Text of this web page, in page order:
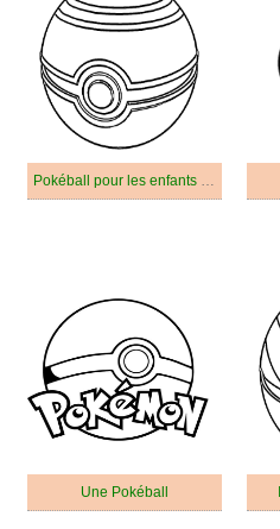
Pokéball pour les enfants de 5 an
Une Pokéball